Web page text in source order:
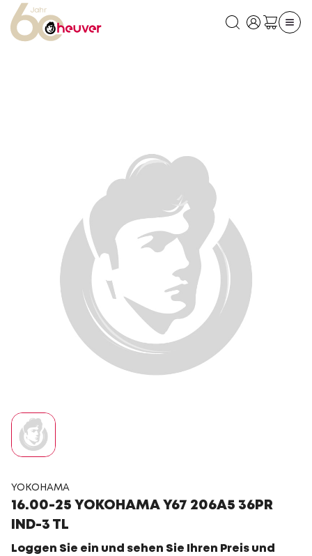
YOKOHAMA
16.00-25 YOKOHAMA Y67 206A5 36PR
IND-3 TL
Loggen Sie ein und sehen Sie Ihren Preis und